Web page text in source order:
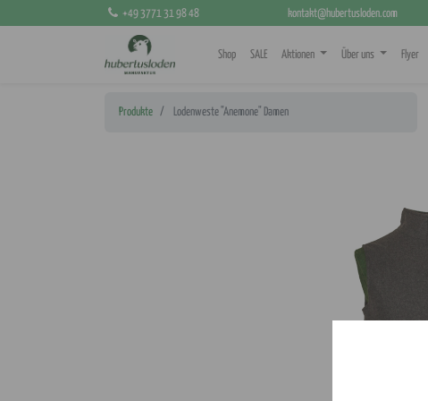
+49 3771 31 98 48 kontakt@hubertusloden.com
Shop SALE Aktionen Über uns Flyer
Produkte Lodenweste "Anemone" Damen